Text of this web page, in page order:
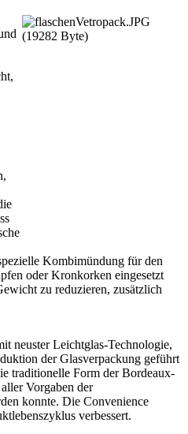
Kombimündung für den
oder Kronkorken eingesetzt
zu reduzieren, zusätzlich
neuster Leichtglas-Technologie,
der Glasverpackung geführt
traditionelle Form der Bordeaux-
Vorgaben der
konnte. Die Convenience
verbessert.